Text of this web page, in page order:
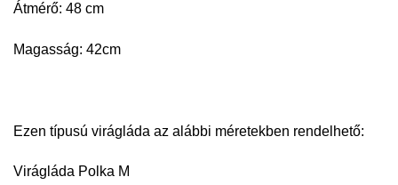
Átmérő: 48 cm
Magasság: 42cm
Ezen típusú virágláda az alábbi méretekben rendelhető:
Virágláda Polka M